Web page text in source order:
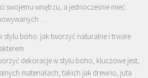
swojemu wnętrzu, a jednocześnie mieć
…
stylu boho: jak tworzyć naturalne i trwałe
dekoracje w stylu boho, kluczowe jest,
materiałach, takich jak drewno, juta